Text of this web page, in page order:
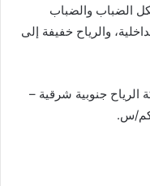
الضباب والضباب
والرياح خفيفة إلى
الرياح جنوبية شرقية –